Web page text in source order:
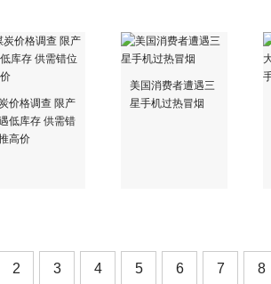
价格调查 限产
低库存 供需错
高价
美国消费者遭遇三
星手机过热冒烟
2 3 4 5 6 7 8